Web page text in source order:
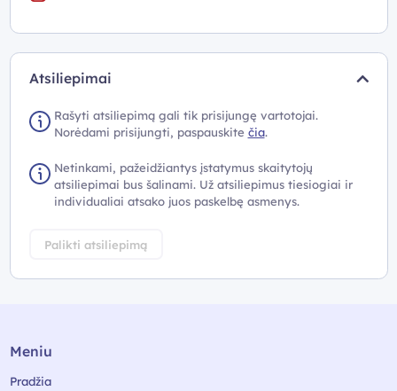
Atsiliepimai
Rašyti atsiliepimą gali tik prisijungę vartotojai.
Norėdami prisijungti, paspauskite čia.
Netinkami, pažeidžiantys įstatymus skaitytojų
atsiliepimai bus šalinami. Už atsiliepimus tiesiogiai ir
individualiai atsako juos paskelbę asmenys.
Palikti atsiliepimą
Meniu
Pradžia